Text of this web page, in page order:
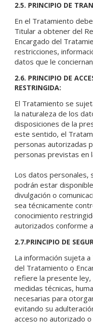
2.5. PRINCIPIO DE
En el Tratamiento
Titular a obtener del
Encargado del
restricciones,
datos que le
2.6. PRINCIPIO DE
RESTRINGIDA:
El Tratamiento se
la naturaleza de los
disposiciones de la
este sentido, el
personas autorizadas
personas previstas en
Los datos personales,
podrán estar
divulgación o
sea técnicamente
conocimiento
autorizados conforme
2.7.PRINCIPIO DE
La información sujeta
del Tratamiento o
refiere la presente ley,
medidas técnicas,
necesarias para
evitando su
acceso no autorizado